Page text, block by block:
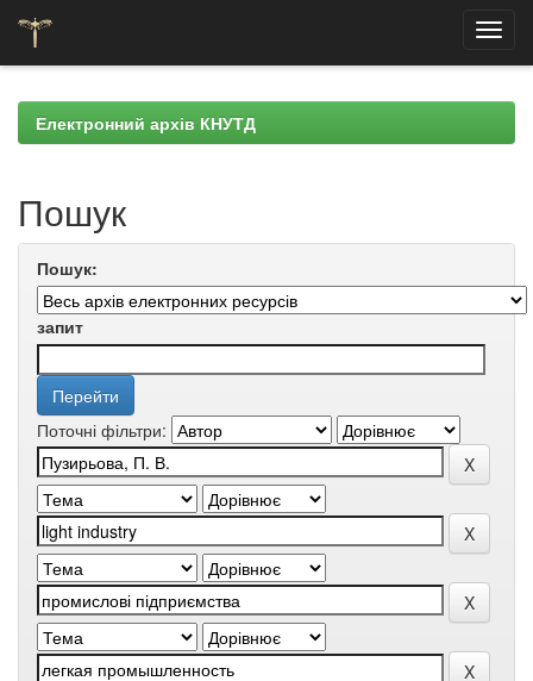
navigationЕлектронний архів КНУТД
Пошук
Пошук:
запит
Поточні фільтри: